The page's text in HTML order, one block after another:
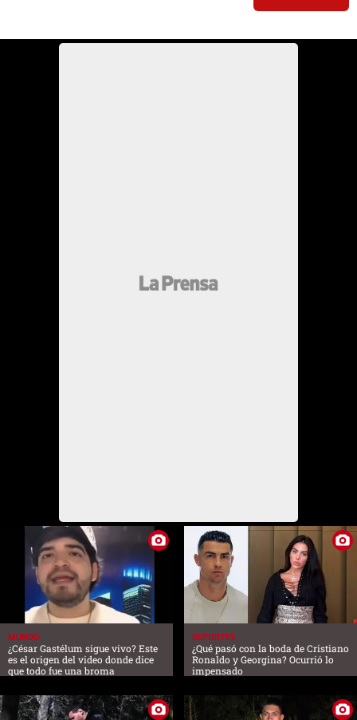
MUNDO
¿César Gastélum sigue vivo? Este
es el origen del video donde dice
que todo fue una broma
DEPORTES
¿Qué pasó con la boda de Cristiano
Ronaldo y Georgina? Ocurrió lo
impensado